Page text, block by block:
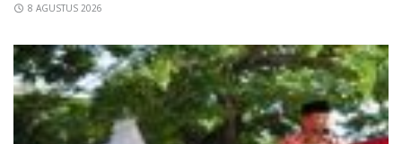
8 AGUSTUS 2026